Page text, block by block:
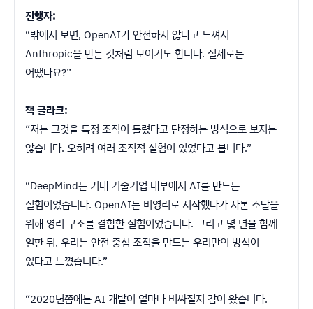
진행자:
“밖에서 보면, OpenAI가 안전하지 않다고 느껴서
Anthropic을 만든 것처럼 보이기도 합니다. 실제로는
어땠나요?”
잭 클라크:
“저는 그것을 특정 조직이 틀렸다고 단정하는 방식으로 보지는
않습니다. 오히려 여러 조직적 실험이 있었다고 봅니다.”
“DeepMind는 거대 기술기업 내부에서 AI를 만드는
실험이었습니다. OpenAI는 비영리로 시작했다가 자본 조달을
위해 영리 구조를 결합한 실험이었습니다. 그리고 몇 년을 함께
일한 뒤, 우리는 안전 중심 조직을 만드는 우리만의 방식이
있다고 느꼈습니다.”
“2020년쯤에는 AI 개발이 얼마나 비싸질지 감이 왔습니다.